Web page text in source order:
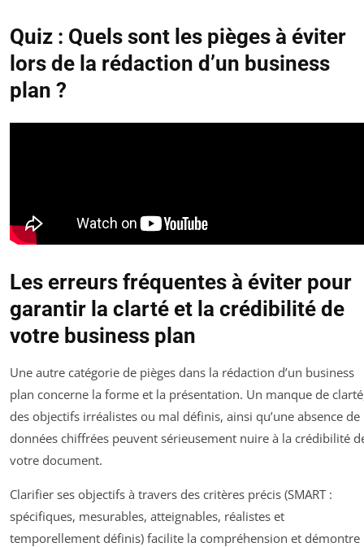
Quiz : Quels sont les pièges à éviter
lors de la rédaction d’un business
plan ?
Les erreurs fréquentes à éviter pour
garantir la clarté et la crédibilité de
votre business plan
Une autre catégorie de pièges dans la rédaction d’un business
plan concerne la forme et la présentation. Un manque de
des objectifs irréalistes ou mal définis, ainsi qu’une absence de
données chiffrées peuvent sérieusement nuire à la crédibilité
votre document.
Clarifier ses objectifs à travers des critères précis (SMART :
spécifiques, mesurables, atteignables, réalistes et
temporellement définis) facilite la compréhension et démontre